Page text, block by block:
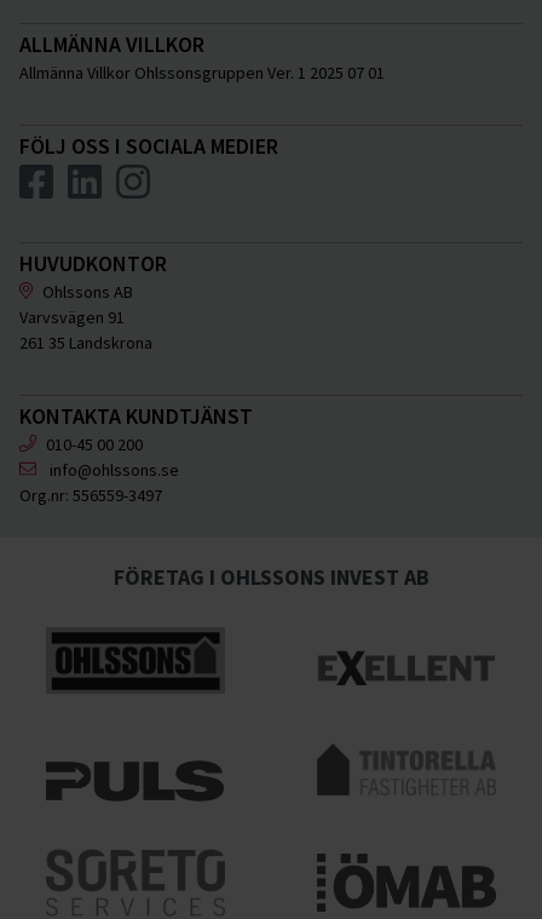
ALLMÄNNA VILLKOR
Allmänna Villkor Ohlssonsgruppen Ver. 1 2025 07 01
FÖLJ OSS I SOCIALA MEDIER
HUVUDKONTOR
Ohlssons AB
Varvsvägen 91
261 35 Landskrona
KONTAKTA KUNDTJÄNST
010-45 00 200
info@ohlssons.se
Org.nr: 556559-3497
FÖRETAG I OHLSSONS INVEST AB